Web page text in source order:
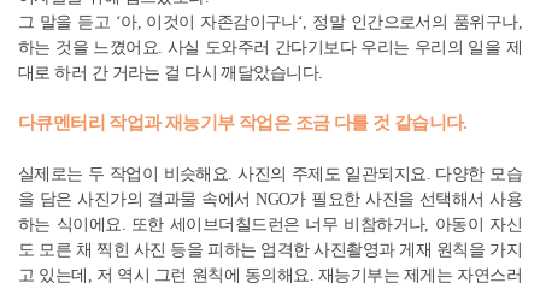
그 말을 듣고 ‘아, 이것이 자존감이구나‘, 정말 인간으로서의 품위구나,
하는 것을 느꼈어요. 사실 도와주러 간다기보다 우리는 우리의 일을 제
대로 하러 간 거라는 걸 다시 깨달았습니다.
다큐멘터리 작업과 재능기부 작업은 조금 다를 것 같습니다.
실제로는 두 작업이 비슷해요. 사진의 주제도 일관되지요. 다양한 모습
을 담은 사진가의 결과물 속에서 NGO가 필요한 사진을 선택해서 사용
하는 식이에요. 또한 세이브더칠드런은 너무 비참하거나, 아동이 자신
도 모른 채 찍힌 사진 등을 피하는 엄격한 사진촬영과 게재 원칙을 가지
고 있는데, 저 역시 그런 원칙에 동의해요. 재능기부는 제게는 자연스러